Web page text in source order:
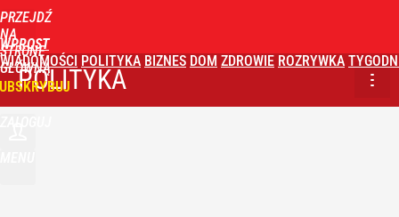
PRZEJDŹ
NA
STRONĘ
GŁÓWNĄ
WPROST
WIADOMOŚCI POLITYKA BIZNES DOM ZDROWIE ROZRYWKA
POLITYKA